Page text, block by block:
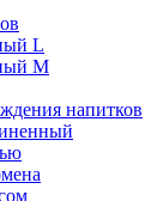
L
M
напитков